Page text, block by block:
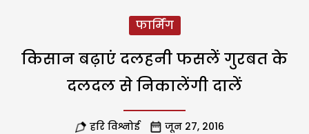
फार्मिंग
किसान बढ़ाएं दलहनी फसलें गुरबत के
दलदल से निकालेंगी दालें
हरि विश्नोई जून 27, 2016